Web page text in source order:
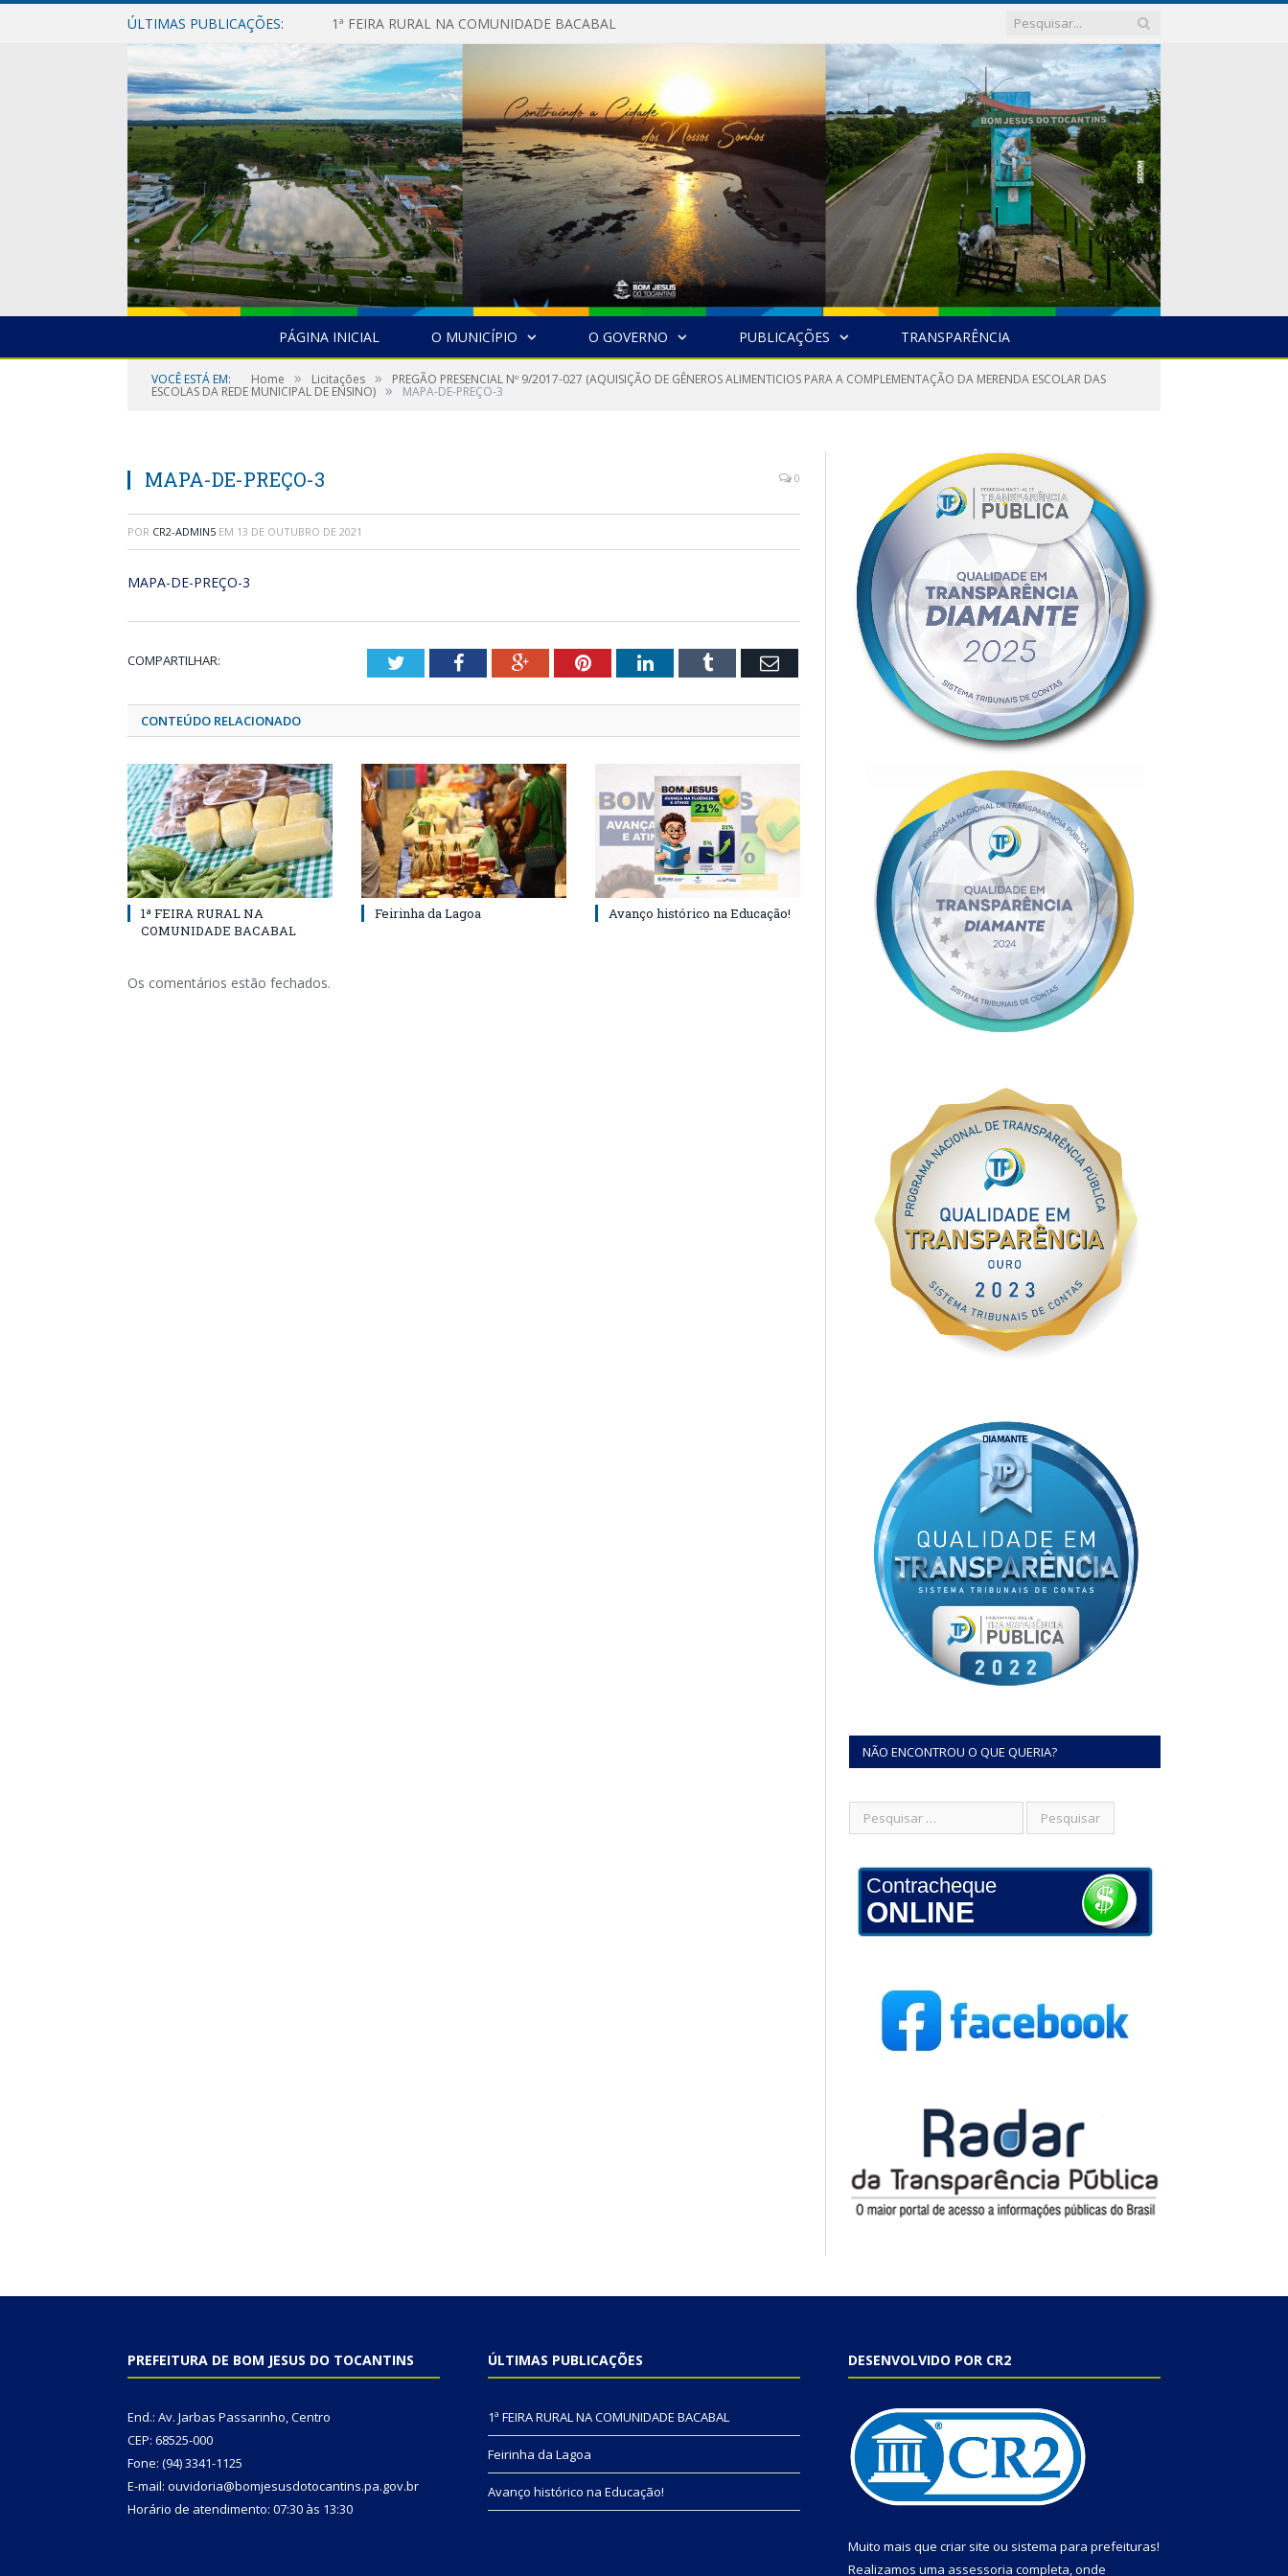
ÚLTIMAS PUBLICAÇÕES: 1ª FEIRA RURAL NA COMUNIDADE BACABAL
PÁGINA INICIAL O MUNICÍPIO O GOVERNO PUBLICAÇÕES TRANSPARÊNCIA
VOCÊ ESTÁ EM: Home » Licitações » PREGÃO PRESENCIAL Nº 9/2017-027 (AQUISIÇÃO DE GÊNEROS ALIMENTICIOS PARA A COMPLEMENTAÇÃO DA MERENDA ESCOLAR DAS
ESCOLAS DA REDE MUNICIPAL DE ENSINO) » MAPA-DE-PREÇO-3
MAPA-DE-PREÇO-3 0
POR CR2-ADMIN5 EM 13 DE OUTUBRO DE 2021
MAPA-DE-PREÇO-3
COMPARTILHAR: TwitterFacebookGoogle+PinterestLinkedInTumblr Email
CONTEÚDO RELACIONADO
1ª FEIRA RURAL NA
COMUNIDADE BACABAL
Feirinha da Lagoa Avanço histórico na Educação!
Os comentários estão fechados.
NÃO ENCONTROU O QUE QUERIA?
Contracheque
ONLINE
PREFEITURA DE BOM JESUS DO TOCANTINS
End.: Av. Jarbas Passarinho, Centro
CEP: 68525-000
Fone: (94) 3341-1125
E-mail: ouvidoria@bomjesusdotocantins.pa.gov.br
Horário de atendimento: 07:30 às 13:30
ÚLTIMAS PUBLICAÇÕES
1ª FEIRA RURAL NA COMUNIDADE BACABAL
Feirinha da Lagoa
Avanço histórico na Educação!
DESENVOLVIDO POR CR2
Muito mais que criar site ou sistema para prefeituras!
Realizamos uma assessoria completa, onde